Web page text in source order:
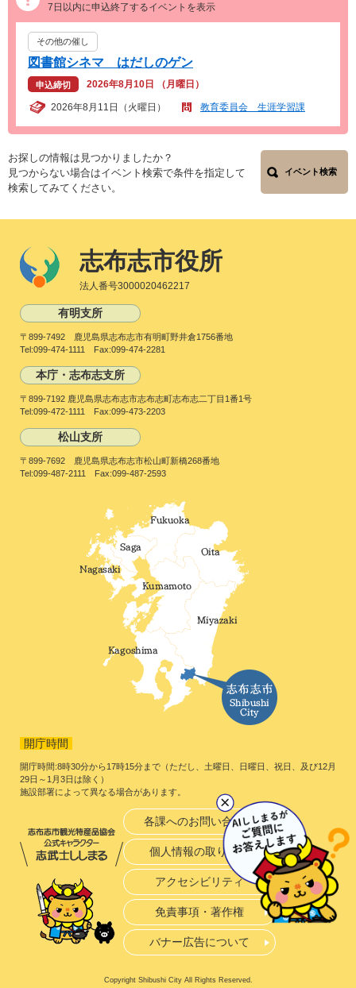
7日以内に申込終了するイベントを表示
その他の催し
図書館シネマ はだしのゲン
申込締切 2026年8月10日 （月曜日）
2026年8月11日（火曜日） 教育委員会 生涯学習課
お探しの情報は見つかりましたか？
見つからない場合はイベント検索で条件を指定して
検索してみてください。
イベント検索
志布志市役所
法人番号3000020462217
有明支所
〒899-7492 鹿児島県志布志市有明町野井倉1756番地
Tel:099-474-1111 Fax:099-474-2281
本庁・志布志支所
〒899-7192 鹿児島県志布志市志布志町志布志二丁目1番1号
Tel:099-472-1111 Fax:099-473-2203
松山支所
〒899-7692 鹿児島県志布志市松山町新橋268番地
Tel:099-487-2111 Fax:099-487-2593
開庁時間
開庁時間:8時30分から17時15分まで（ただし、土曜日、日曜日、祝日、及び12月
29日～1月3日は除く）
施設部署によって異なる場合があります。
各課へのお問い合わせ
個人情報の取り扱い
アクセシビリティ
免責事項・著作権
バナー広告について
Copyright Shibushi City All Rights Reserved.